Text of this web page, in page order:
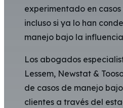
experimentado en
incluso si ya lo han
manejo bajo la
Los abogados
Lessem, Newstat &
de casos de manejo
clientes a través del